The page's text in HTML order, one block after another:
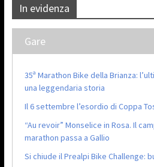
In evidenza
Gare
35ª Marathon Bike della Brianza:
una leggendaria storia
Il 6 settembre l’esordio di Coppa
“Au revoir” Monselice in Rosa. Il
marathon passa a Gallio
Si chiude il Prealpi Bike Challenge: